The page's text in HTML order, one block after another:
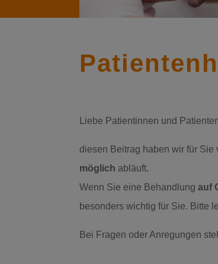
Liebe Patientinnen und
diesen Beitrag haben wir für
möglich abläuft.
Wenn Sie eine Behandlungauf
besonders wichtig für Sie. Bitte
Bei Fragen oder Anregungen